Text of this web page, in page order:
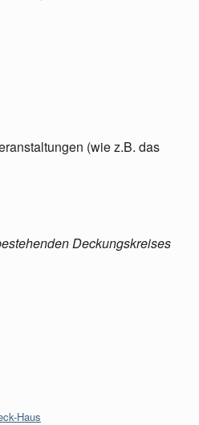
(wie z.B. das
Deckungskreises
Haus